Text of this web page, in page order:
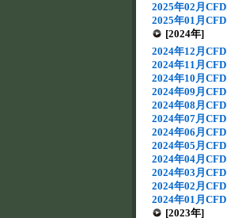
2025年02月
2025年01月
[2024年]
2024年12月
2024年11月
2024年10月
2024年09月
2024年08月
2024年07月
2024年06月
2024年05月
2024年04月
2024年03月
2024年02月
2024年01月
[2023年]